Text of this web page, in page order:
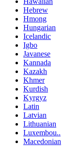
Hebrew
Hmong
Hungarian
Icelandic
Igbo
Javanese
Kannada
Kazakh
Khmer
Kurdish
Kyrgyz
Latin
Latvian
Lithuanian
Luxembou..
Macedonian